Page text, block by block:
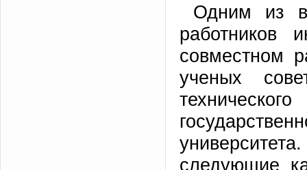
Одним из
работников
совместном
ученых
следующие